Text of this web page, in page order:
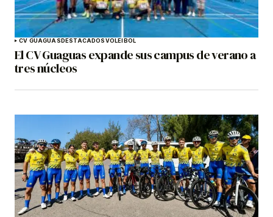
CV GUAGUASDESTACADOSVOLEIBOL
El CV Guaguas expande sus campus de verano a
tres núcleos